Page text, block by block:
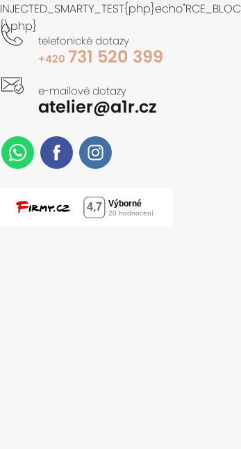
{\php}
telefonické dotazy
+420 731 520 399
e-mailové dotazy
atelier@a1r.cz